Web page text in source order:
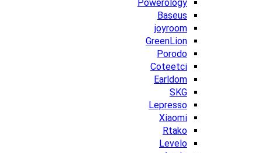
Powerology
Baseus
joyroom
GreenLion
Porodo
Coteetci
Earldom
SKG
Lepresso
Xiaomi
Rtako
Levelo